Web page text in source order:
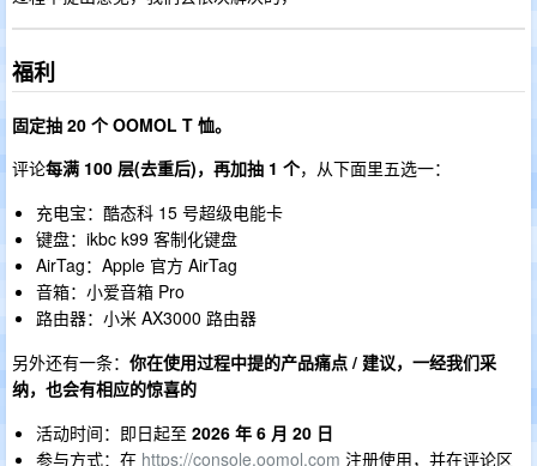
福利
固定抽 20 个 OOMOL T 恤。
评论每满 100 层(去重后)，再加抽 1 个，从下面里五选一：
充电宝：酷态科 15 号超级电能卡
键盘：ikbc k99 客制化键盘
AirTag：Apple 官方 AirTag
音箱：小爱音箱 Pro
路由器：小米 AX3000 路由器
另外还有一条： 你在使用过程中提的产品痛点 / 建议，一经我们采
纳，也会有相应的惊喜的
活动时间：即日起至 2026 年 6 月 20 日
参与方式：在 https://console.oomol.com 注册使用，并在评论区